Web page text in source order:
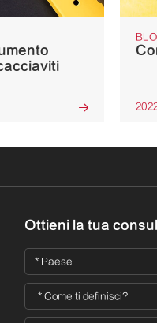

Ottieni la tua